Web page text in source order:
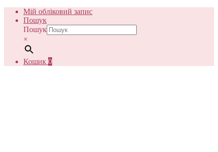
Мій обліковий запис
Пошук
Пошук
×
Кошик 0